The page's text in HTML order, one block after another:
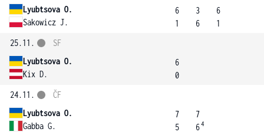
Lyubtsova O.
Sakowicz J.
6
1
3
6
6
1
25.11.
Lyubtsova O.
Kix D.
SF
6
0
24.11.
Lyubtsova O.
Gabba G.
ČF
7
5
7
64